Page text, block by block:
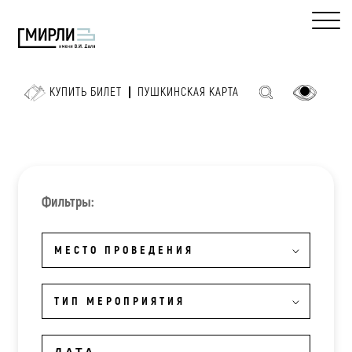
КУПИТЬ БИЛЕТ ПУШКИНСКАЯ КАРТА
Фильтры:
МЕСТО ПРОВЕДЕНИЯ
ТИП МЕРОПРИЯТИЯ